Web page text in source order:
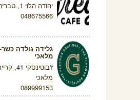
יהודה הלוי 1, טבריה
048675566
גלידה גולדה
מלאכי
ז'בוטינסקי 41,
מלאכי
089999153